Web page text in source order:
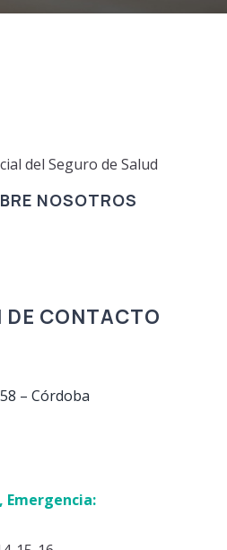
del Seguro de Salud
NOSOTROS
CONTACTO
– Córdoba
Emergencia: